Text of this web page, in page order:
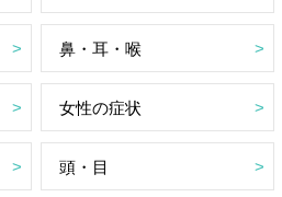
鼻・耳・喉
女性の症状
頭・目